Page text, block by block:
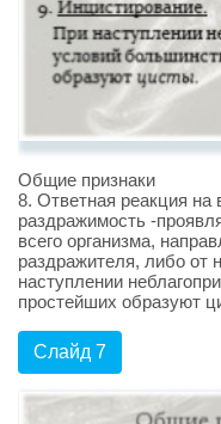
Общие признаки
8. Ответная реакция
раздражимость -
всего организма,
раздражителя, либо от
наступлении
простейших образуют
Слайд 7